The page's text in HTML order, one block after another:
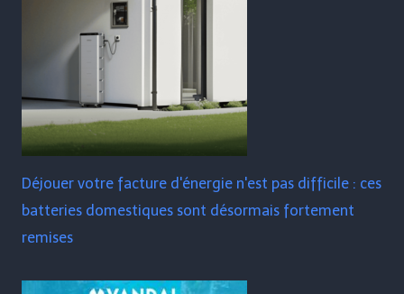
Déjouer votre facture d'énergie n'est pas difficile : ces
batteries domestiques sont désormais fortement
remises